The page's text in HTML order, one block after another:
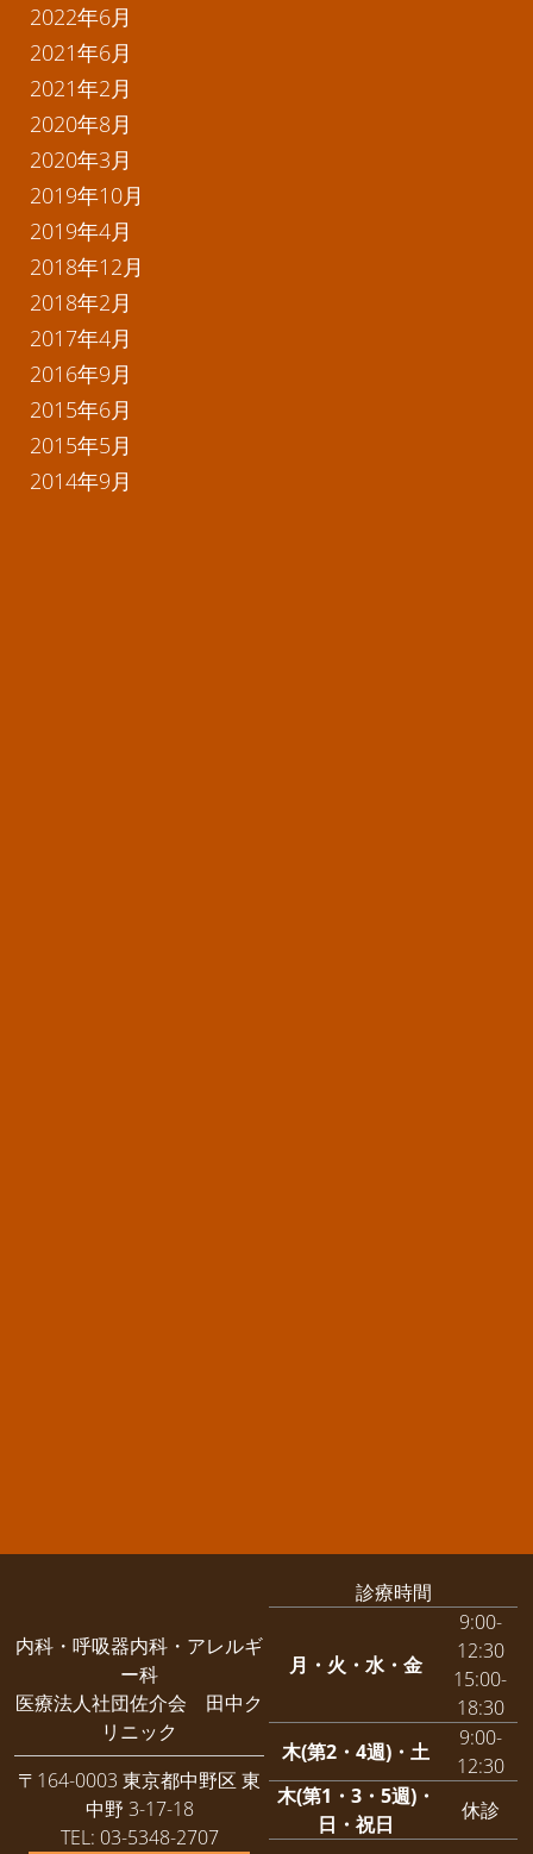
2022年6月
2021年6月
2021年2月
2020年8月
2020年3月
2019年10月
2019年4月
2018年12月
2018年2月
2017年4月
2016年9月
2015年6月
2015年5月
2014年9月
内科・呼吸器内科・アレルギ
ー科
医療法人社団佐介会 田中ク
リニック
〒164-0003 東京都中野区 東
中野 3-17-18
TEL: 03-5348-2707
診療時間
月・火・水・金
9:00-
12:30
15:00-
18:30
木(第2・4週)・土
9:00-
12:30
木(第1・3・5週)・
日・祝日
休診